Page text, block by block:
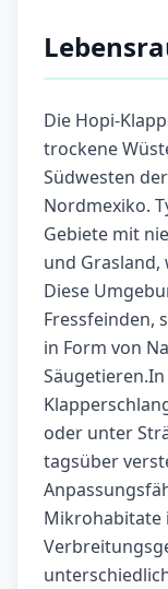
Die Hopi-
trockene
Südwesten
Nordmexiko.
Gebiete mit
und Grasland,
Diese
Fressfeinden,
in Form von
oder unter
tagsüber
Mikrohabitate